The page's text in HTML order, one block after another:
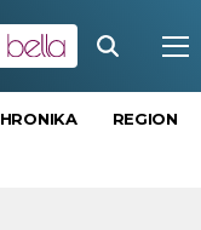
HRONIKA REGION